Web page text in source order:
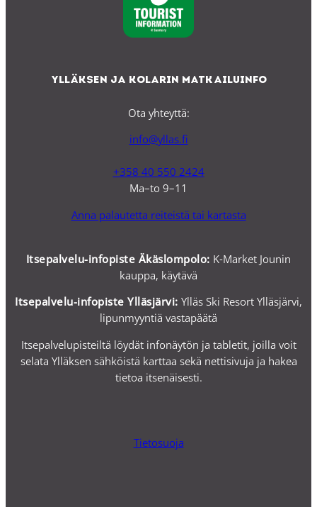
Ylläksen ja Kolarin matkailuinfo
Ota yhteyttä:
info@yllas.fi
+358 40 550 2424
Ma–to 9–11
Anna palautetta reiteistä tai kartasta
Itsepalvelu-infopiste Äkäslompolo: K-Market Jounin
kauppa, käytävä
Itsepalvelu-infopiste Ylläsjärvi: Ylläs Ski Resort Ylläsjärvi,
lipunmyyntiä vastapäätä
Itsepalvelupisteiltä löydät infonäytön ja tabletit, joilla voit
selata Ylläksen sähköistä karttaa sekä nettisivuja ja hakea
tietoa itsenäisesti.
Tietosuoja